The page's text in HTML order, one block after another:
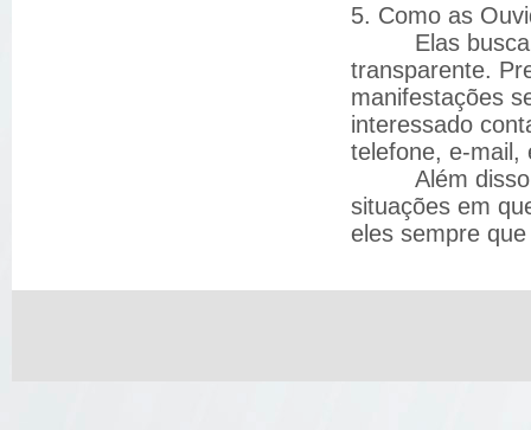
5. Como as
Elas buscam
transparente.
manifestações
interessado
telefone, e-mail,
Além disso,
situações em
eles sempre